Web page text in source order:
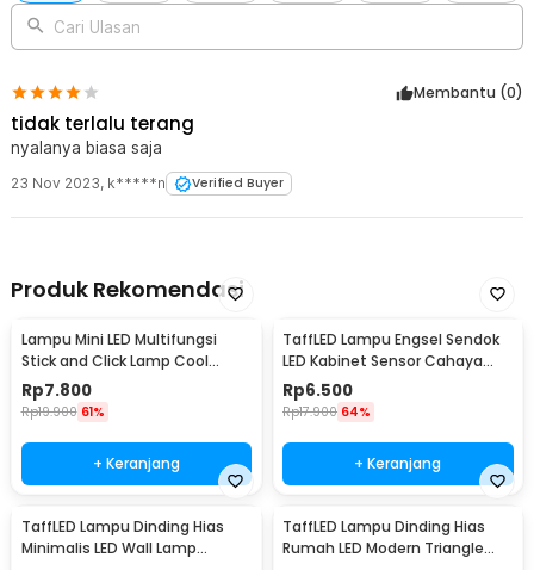
Cari Ulasan
Membantu (0)
tidak terlalu terang
nyalanya biasa saja
23 Nov 2023, k*****n Verified Buyer
Produk Rekomendasi
Lampu Mini LED Multifungsi
Stick and Click Lamp Cool
White 6.5cm - LL003
Rp7.800
Rp19.900 61%
+ Keranjang
TaffLED Lampu Engsel Sendok
LED Kabinet Sensor Cahaya
Cool White 12V - XYD
Rp6.500
Rp17.900 64%
+ Keranjang
TaffLED Lampu Dinding Hias
Minimalis LED Wall Lamp
TaffLED Lampu Dinding Hias
Rumah LED Modern Triangle